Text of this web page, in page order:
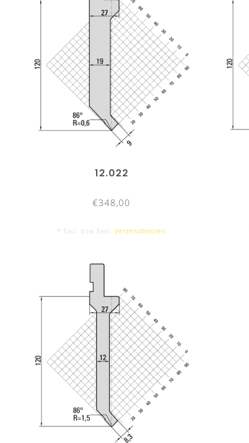
12.022
€348,00
* Excl. btw Excl.Verzendkosten